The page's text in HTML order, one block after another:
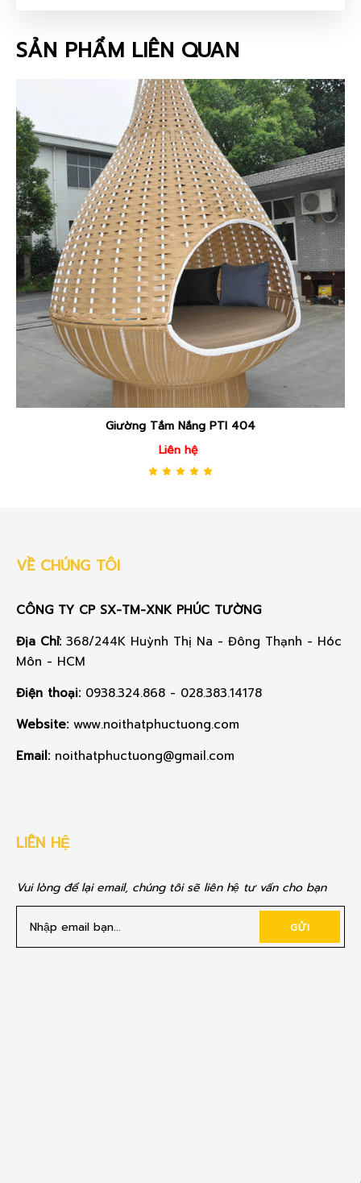
SẢN PHẨM LIÊN QUAN
Giường Tắm Nắng PTI 409
VỀ CHÚNG TÔI
CÔNG TY CP SX-TM-XNK PHÚC TƯỜNG
Địa Chỉ:368/244K Huỳnh Thị Na - Đông Thạnh - Hóc
Môn - HCM
Điện thoại:0938.324.868 - 028.383.14178
Website: www.noithatphuctuong.com
Email:noithatphuctuong@gmail.com
LIÊN HỆ
Vui lòng để lại email, chúng tôi sẽ liên hệ tư vấn cho bạn
GỬI